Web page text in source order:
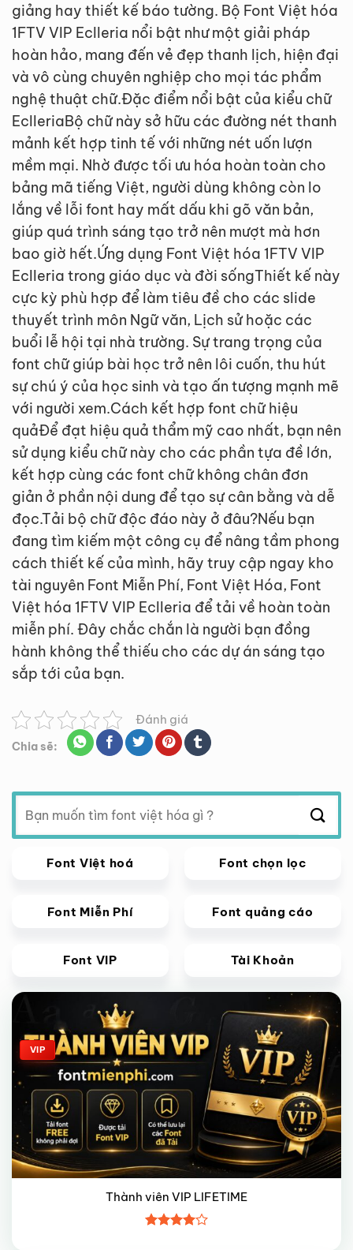
giảng hay thiết kế báo tường. Bộ Font Việt hóa
1FTV VIP Eclleria nổi bật như một giải pháp
hoàn hảo, mang đến vẻ đẹp thanh lịch, hiện đại
và vô cùng chuyên nghiệp cho mọi tác phẩm
nghệ thuật chữ.Đặc điểm nổi bật của kiểu chữ
EclleriaBộ chữ này sở hữu các đường nét thanh
mảnh kết hợp tinh tế với những nét uốn lượn
mềm mại. Nhờ được tối ưu hóa hoàn toàn cho
bảng mã tiếng Việt, người dùng không còn lo
lắng về lỗi font hay mất dấu khi gõ văn bản,
giúp quá trình sáng tạo trở nên mượt mà hơn
bao giờ hết.Ứng dụng Font Việt hóa 1FTV VIP
Eclleria trong giáo dục và đời sốngThiết kế này
cực kỳ phù hợp để làm tiêu đề cho các slide
thuyết trình môn Ngữ văn, Lịch sử hoặc các
buổi lễ hội tại nhà trường. Sự trang trọng của
font chữ giúp bài học trở nên lôi cuốn, thu hút
sự chú ý của học sinh và tạo ấn tượng mạnh mẽ
với người xem.Cách kết hợp font chữ hiệu
quảĐể đạt hiệu quả thẩm mỹ cao nhất, bạn nên
sử dụng kiểu chữ này cho các phần tựa đề lớn,
kết hợp cùng các font chữ không chân đơn
giản ở phần nội dung để tạo sự cân bằng và dễ
đọc.Tải bộ chữ độc đáo này ở đâu?Nếu bạn
đang tìm kiếm một công cụ để nâng tầm phong
cách thiết kế của mình, hãy truy cập ngay kho
tài nguyên Font Miễn Phí, Font Việt Hóa, Font
Việt hóa 1FTV VIP Eclleria để tải về hoàn toàn
miễn phí. Đây chắc chắn là người bạn đồng
hành không thể thiếu cho các dự án sáng tạo
sắp tới của bạn.
Đánh giá
Chia sẽ:
Tìm
kiếm:
Font Việt hoá Font chọn lọc
Font Miễn Phí Font quảng cáo
Font VIP Tài Khoản
Giảm giá!
VIP
Thành viên VIP LIFETIME